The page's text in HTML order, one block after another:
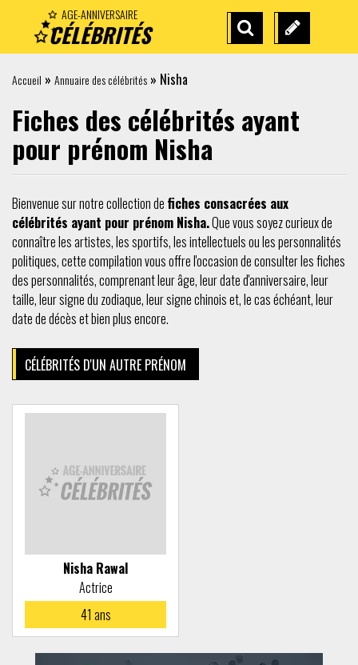
AGE-ANNIVERSAIRE
CÉLÉBRITÉS
RECHERCHE SUGGÉREZ
Accueil » Annuaire des célébrités » Nisha
Fiches des célébrités ayant
pour prénom Nisha
Bienvenue sur notre collection de fiches consacrées aux
célébrités ayant pour prénom Nisha.Que vous soyez curieux de
connaître les artistes, les sportifs, les intellectuels ou les personnalités
politiques, cette compilation vous offre l'occasion de consulter les fiches
des personnalités, comprenant leur âge, leur date d'anniversaire, leur
taille, leur signe du zodiaque, leur signe chinois et, le cas échéant, leur
date de décès et bien plus encore.
CÉLÉBRITÉS D'UN AUTRE PRÉNOM
Nisha Rawal
Actrice
41 ans